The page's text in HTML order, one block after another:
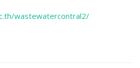
wastewatercontral2/